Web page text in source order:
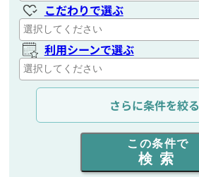
こだわりで選ぶ
利用シーンで選ぶ
通信距離を選ぶ
出力を選ぶ
同時通話人数を選ぶ
さらに条件を絞る
この条件で
検索